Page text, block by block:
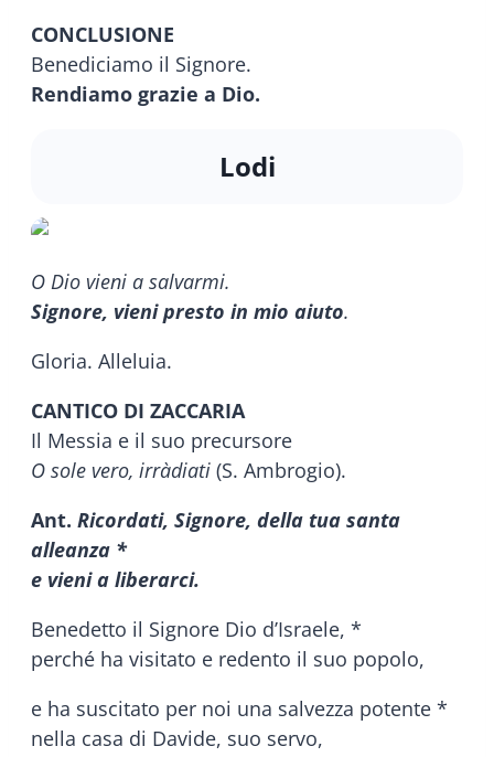
CONCLUSIONE
Benediciamo il Signore.
Rendiamo grazie a Dio.
Lodi
O Dio vieni a salvarmi.
Signore, vieni presto in mio aiuto.
Gloria. Alleluia.
CANTICO DI ZACCARIA
Il Messia e il suo precursore
O sole vero, irràdiati (S. Ambrogio).
Ant. Ricordati, Signore, della tua santa
alleanza *
e vieni a liberarci.
Benedetto il Signore Dio d’Israele, *
perché ha visitato e redento il suo popolo,
e ha suscitato per noi una salvezza potente *
nella casa di Davide, suo servo,